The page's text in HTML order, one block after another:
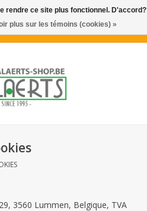
0 Articles - €0,00
3560 Lummen, Belgique, TVA
rendre ce site plus fonctionnel. D'accord?
plus sur les témoins (cookies) »